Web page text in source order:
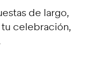
de largo,
celebración,